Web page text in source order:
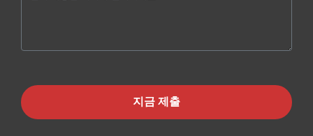
지금 제출